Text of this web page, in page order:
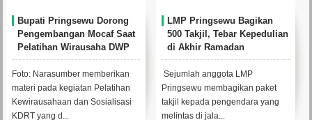
Bupati Pringsewu Dorong
Pengembangan Mocaf Saat
Pelatihan Wirausaha DWP
Foto: Narasumber memberikan
materi pada kegiatan Pelatihan
Kewirausahaan dan Sosialisasi
KDRT yang d...
LMP Pringsewu Bagikan
500 Takjil, Tebar Kepedulian
di Akhir Ramadan
Sejumlah anggota LMP
Pringsewu membagikan paket
takjil kepada pengendara yang
melintas di jala...